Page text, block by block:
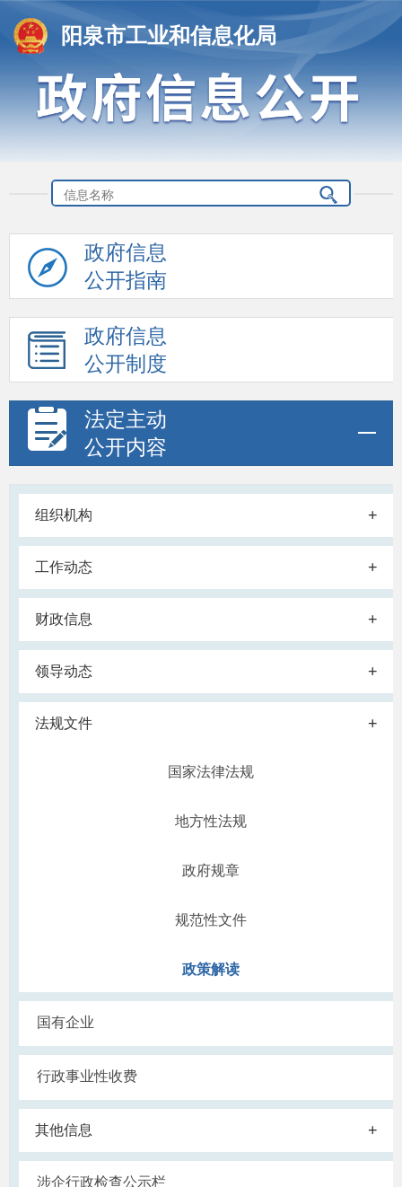
阳泉市工业和信息化局
政府信息
公开指南
政府信息
公开制度
法定主动
公开内容
组织机构 +
工作动态 +
财政信息 +
领导动态 +
法规文件 +
国家法律法规
地方性法规
政府规章
规范性文件
政策解读
国有企业
行政事业性收费
其他信息 +
涉企行政检查公示栏